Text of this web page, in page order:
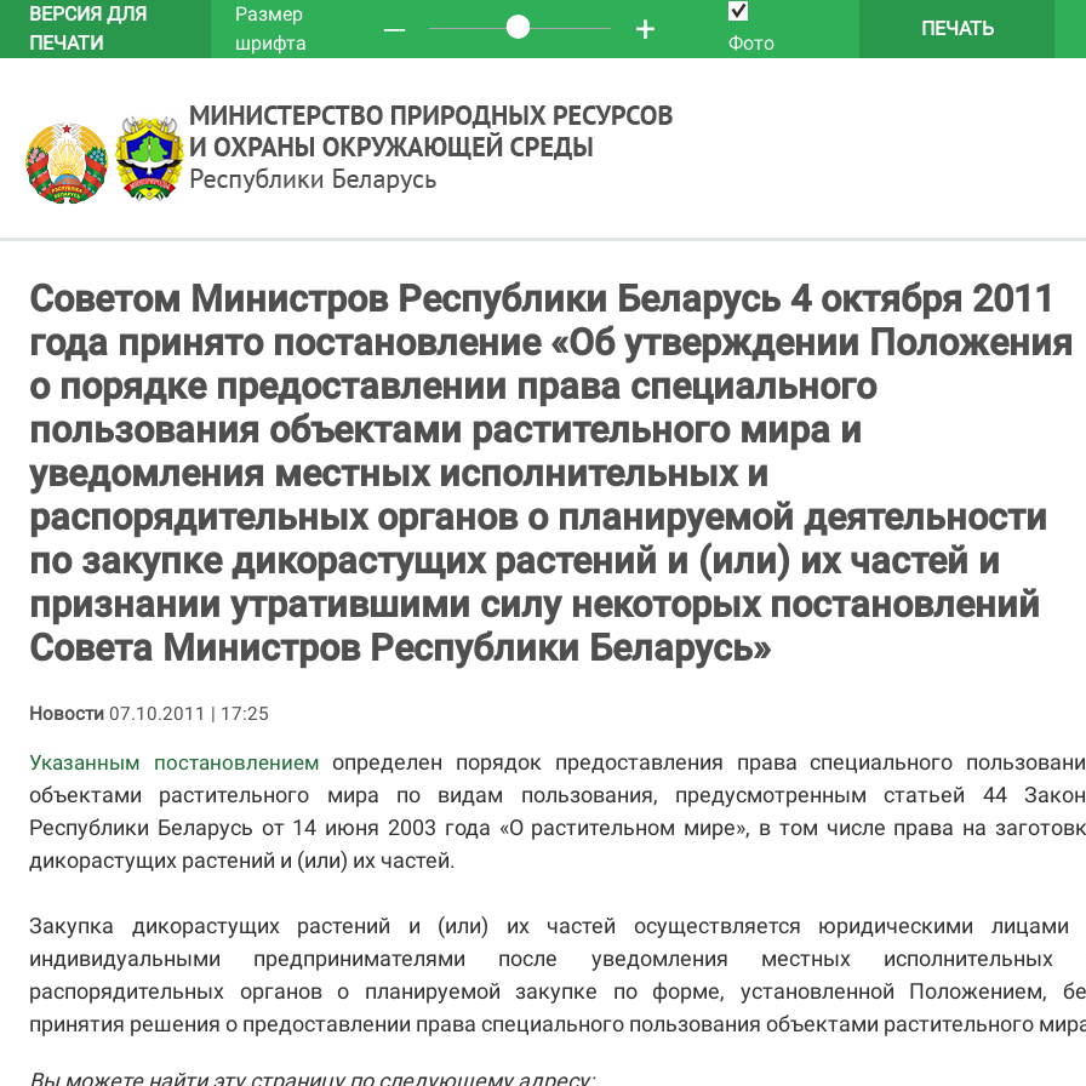
ВЕРСИЯ ДЛЯ
ПЕЧАТИ
Размер
шрифта
─ + Фото
ПЕЧАТЬ
Советом Министров Республики Беларусь 4 октября 2011
года принято постановление «Об утверждении Положения
о порядке предоставлении права специального
пользования объектами растительного мира и
уведомления местных исполнительных и
распорядительных органов о планируемой деятельности
по закупке дикорастущих растений и (или) их частей и
признании утратившими силу некоторых постановлений
Совета Министров Республики Беларусь»
Новости 07.10.2011 | 17:25
Указанным постановлением определен порядок предоставления права специального
объектами растительного мира по видам пользования, предусмотренным статьей 44
Республики Беларусь от 14 июня 2003 года «О растительном мире», в том числе права на
дикорастущих растений и (или) их частей.
Закупка дикорастущих растений и (или) их частей осуществляется юридическими лицами
индивидуальными предпринимателями после уведомления местных исполнительных
распорядительных органов о планируемой закупке по форме, установленной Положением,
принятия решения о предоставлении права специального пользования объектами растительного
Вы можете найти эту страницу по следующему адресу: